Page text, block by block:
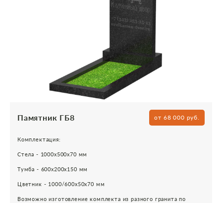
Памятник ГБ8 от 68 000 руб.
Комплектация:
Стела - 1000х500х70 мм
Тумба - 600х200х150 мм
Цветник - 1000/600х50х70 мм
Возможно изготовление комплекта из разного гранита по